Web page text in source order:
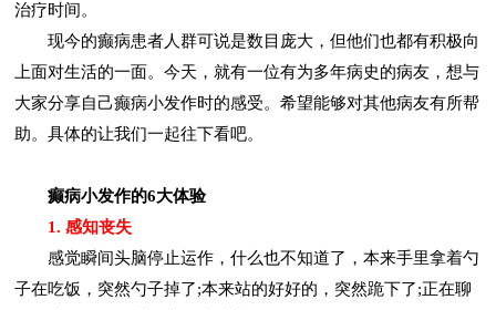
治疗时间。
现今的癫病患者人群可说是数目庞大，但他们也都有积极向
上面对生活的一面。今天，就有一位有为多年病史的病友，想与
大家分享自己癫病小发作时的感受。希望能够对其他病友有所帮
助。具体的让我们一起往下看吧。
癫病小发作的6大体验
1. 感知丧失
感觉瞬间头脑停止运作，什么也不知道了，本来手里拿着勺
子在吃饭，突然勺子掉了;本来站的好好的，突然跪下了;正在聊